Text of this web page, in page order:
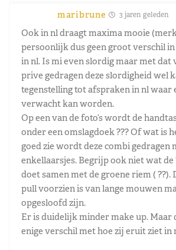
maribrune 3 jaren geleden
Ook in nl draagt maxima mooie
persoonlijk dus geen groot verschil
in nl. Is mi even slordig maar met dat
prive gedragen deze slordigheid wel
tegenstelling tot afspraken in nl waar
verwacht kan worden.
Op een van de foto’s wordt de
onder een omslagdoek ??? Of wat is
goed zie wordt deze combi gedragen
enkellaarsjes. Begrijp ook niet wat de
doet samen met de groene riem ( ??).
pull voorzien is van lange mouwen
opgesloofd zijn.
Er is duidelijk minder make up. Maar
enige verschil met hoe zij eruit ziet in